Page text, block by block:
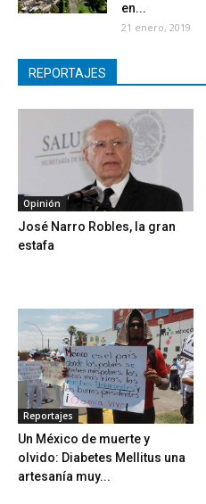
en...
21 enero, 2019
REPORTAJES
Opinión
José Narro Robles, la gran
estafa
Reportajes
Un México de muerte y
olvido: Diabetes Mellitus una
artesanía muy...